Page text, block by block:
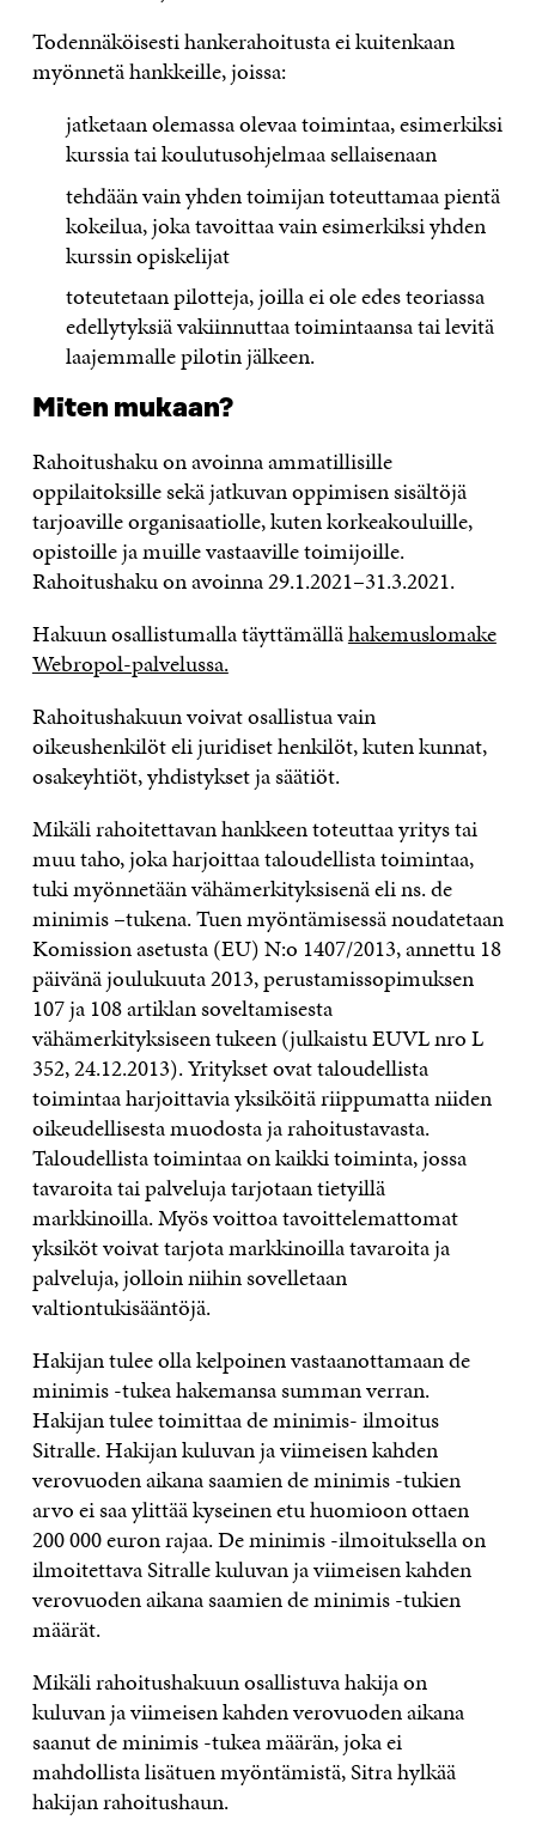
Todennäköisesti hankerahoitusta ei kuitenkaan
myönnetä hankkeille, joissa:
jatketaan olemassa olevaa toimintaa, esimerkiksi
kurssia tai koulutusohjelmaa sellaisenaan
tehdään vain yhden toimijan toteuttamaa pientä
kokeilua, joka tavoittaa vain esimerkiksi yhden
kurssin opiskelijat
toteutetaan pilotteja, joilla ei ole edes teoriassa
edellytyksiä vakiinnuttaa toimintaansa tai levitä
laajemmalle pilotin jälkeen.
Miten mukaan?
Rahoitushaku on avoinna ammatillisille
oppilaitoksille sekä jatkuvan oppimisen sisältöjä
tarjoaville organisaatiolle, kuten korkeakouluille,
opistoille ja muille vastaaville toimijoille.
Rahoitushaku on avoinna 29.1.2021–31.3.2021.
Hakuun osallistumalla täyttämällähakemuslomake
Webropol-palvelussa.
Rahoitushakuun voivat osallistua vain
oikeushenkilöt eli juridiset henkilöt, kuten kunnat,
osakeyhtiöt, yhdistykset ja säätiöt.
Mikäli rahoitettavan hankkeen toteuttaa yritys tai
muu taho, joka harjoittaa taloudellista toimintaa,
tuki myönnetään vähämerkityksisenä eli ns. de
minimis –tukena. Tuen myöntämisessä noudatetaan
Komission asetusta (EU) N:o 1407/2013, annettu 18
päivänä joulukuuta 2013, perustamissopimuksen
107 ja 108 artiklan soveltamisesta
vähämerkityksiseen tukeen (julkaistu EUVL nro L
352, 24.12.2013). Yritykset ovat taloudellista
toimintaa harjoittavia yksiköitä riippumatta niiden
oikeudellisesta muodosta ja rahoitustavasta.
Taloudellista toimintaa on kaikki toiminta, jossa
tavaroita tai palveluja tarjotaan tietyillä
markkinoilla. Myös voittoa tavoittelemattomat
yksiköt voivat tarjota markkinoilla tavaroita ja
palveluja, jolloin niihin sovelletaan
valtiontukisääntöjä.
Hakijan tulee olla kelpoinen vastaanottamaan de
minimis -tukea hakemansa summan verran.
Hakijan tulee toimittaa de minimis- ilmoitus
Sitralle. Hakijan kuluvan ja viimeisen kahden
verovuoden aikana saamien de minimis -tukien
arvo ei saa ylittää kyseinen etu huomioon ottaen
200 000 euron rajaa. De minimis -ilmoituksella on
ilmoitettava Sitralle kuluvan ja viimeisen kahden
verovuoden aikana saamien de minimis -tukien
määrät.
Mikäli rahoitushakuun osallistuva hakija on
kuluvan ja viimeisen kahden verovuoden aikana
saanut de minimis -tukea määrän, joka ei
mahdollista lisätuen myöntämistä, Sitra hylkää
hakijan rahoitushaun.